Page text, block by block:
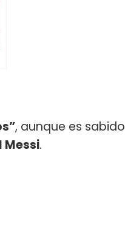
, aunque es sabido
Messi.